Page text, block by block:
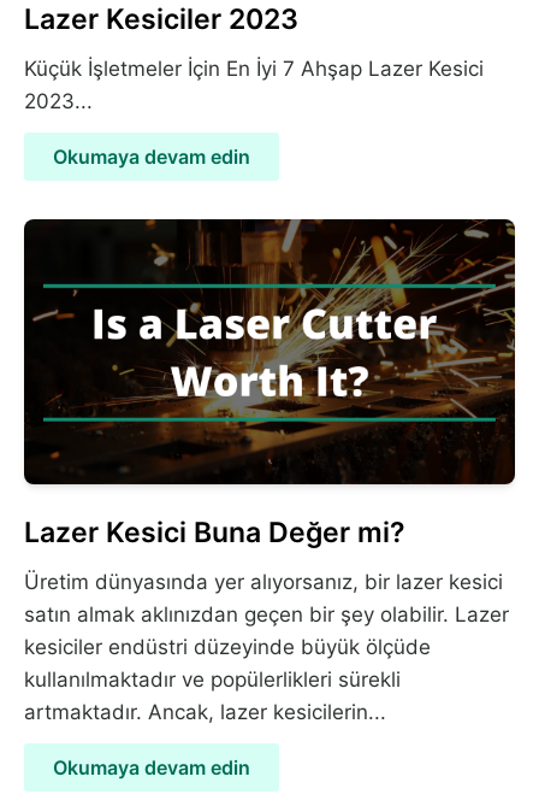
Lazer Kesiciler 2023
Küçük İşletmeler İçin En İyi 7 Ahşap Lazer Kesici
2023...
Okumaya devam edin
Lazer Kesici Buna Değer mi?
Üretim dünyasında yer alıyorsanız, bir lazer kesici
satın almak aklınızdan geçen bir şey olabilir. Lazer
kesiciler endüstri düzeyinde büyük ölçüde
kullanılmaktadır ve popülerlikleri sürekli
artmaktadır. Ancak, lazer kesicilerin...
Okumaya devam edin